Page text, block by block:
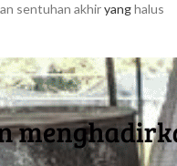
sentuhan akhiryanghalus